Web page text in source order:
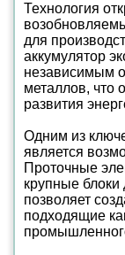
Технология
для
аккумулятор
независимым
металлов, что
развития
Одним из
является
Проточные
крупные блоки
позволяет
подходящие